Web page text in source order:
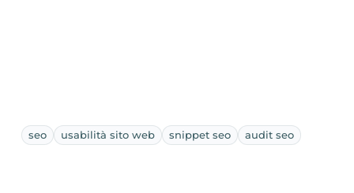
seo usabilità sito web snippet seo audit seo